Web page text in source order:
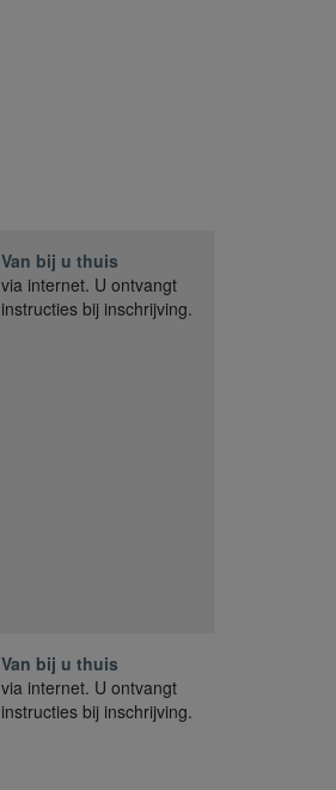
Van bij u thuis
via internet. U ontvangt
instructies bij inschrijving.
Van bij u thuis
via internet. U ontvangt
instructies bij inschrijving.